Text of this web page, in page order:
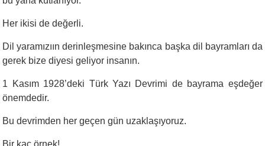
Her ikisi de değerli.
Dil yaramızıın derinleşmesine bakınca başka dil bayramları da
gerek bize diyesi geliyor insanın.
1 Kasım 1928’deki Türk Yazı Devrimi de bayrama eşdeğer
önemdedir.
Bu devrimden her geçen gün uzaklaşıyoruz.
Bir kaç örnek!